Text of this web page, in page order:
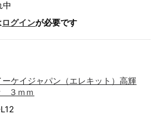
中
ログインが必要です
ーケイジャパン（エレキット）高輝
３ｍｍ